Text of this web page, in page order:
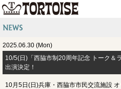
2025.06.30 (Mon)
10/5(日)「西脇市制20周年記念 トーク＆
出演決定！
10月5日(日)兵庫・西脇市市民交流施設